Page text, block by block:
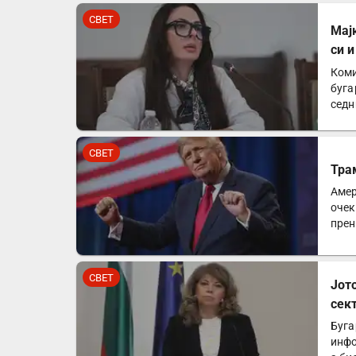
СВЕТ
си
СВЕТ
СВЕТ